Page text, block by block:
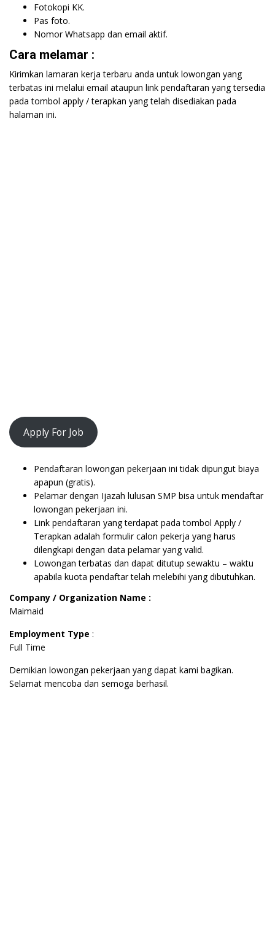
Fotokopi KK.
Pas foto.
Nomor Whatsapp dan email aktif.
Cara melamar :
Kirimkan lamaran kerja terbaru anda untuk lowongan yang
terbatas ini melalui email ataupun link pendaftaran yang tersedia
pada tombol apply / terapkan yang telah disediakan pada
halaman ini.
Apply For Job
Pendaftaran lowongan pekerjaan ini tidak dipungut biaya
apapun (gratis).
Pelamar dengan Ijazah lulusan SMP bisa untuk mendaftar
lowongan pekerjaan ini.
Link pendaftaran yang terdapat pada tombol Apply /
Terapkan adalah formulir calon pekerja yang harus
dilengkapi dengan data pelamar yang valid.
Lowongan terbatas dan dapat ditutup sewaktu – waktu
apabila kuota pendaftar telah melebihi yang dibutuhkan.
Company / Organization Name :
Maimaid
Employment Type :
Full Time
Demikian lowongan pekerjaan yang dapat kami bagikan.
Selamat mencoba dan semoga berhasil.